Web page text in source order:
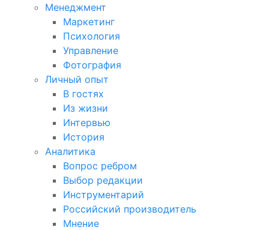
Менеджмент
Маркетинг
Психология
Управление
Фотография
Личный опыт
В гостях
Из жизни
Интервью
История
Аналитика
Вопрос ребром
Выбор редакции
Инструментарий
Российский производитель
Мнение